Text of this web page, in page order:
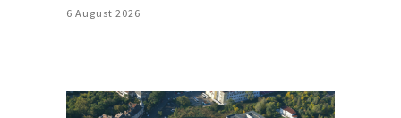
6 August 2026